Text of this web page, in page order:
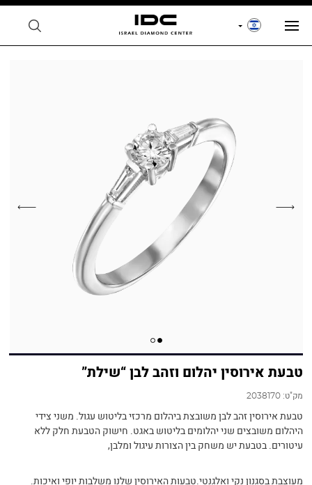
טבעת אירוסין יהלום וזהב לבן “שילת”
מק"ט:2038170
טבעת אירוסין זהב לבן משובצת ביהלום מרכזי בליטוש עגול. משני צידי
היהלום משובצים שני יהלומים בליטוש באגט. חישוק הטבעת חלק ללא
עיטורים. בטבעת יש משחק בין הצורות עיגול ומלבן,
מעוצבת בסגנון נקי ואלגנטי.טבעות האירוסין שלנו משלבות יופי ואיכות.